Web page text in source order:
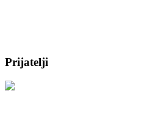
Prijatelji